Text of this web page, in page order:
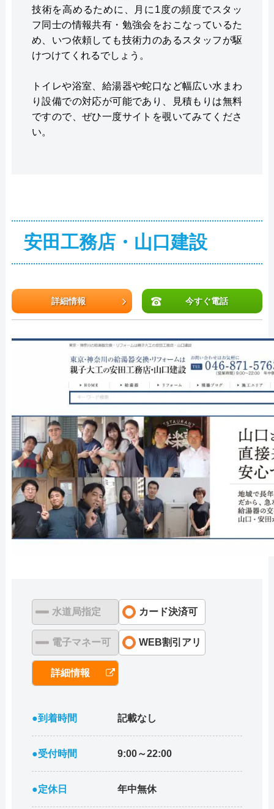
技術を高めるために、月に1度の頻度でスタッ
フ同士の情報共有・勉強会をおこなっているた
め、いつ依頼しても技術力のあるスタッフが駆
けつけてくれるでしょう。
トイレや浴室、給湯器や蛇口など幅広い水まわ
り設備での対応が可能であり、見積もりは無料
ですので、ぜひ一度サイトを覗いてみてくださ
い。
安田工務店・山口建設
詳細情報 今すぐ電話
水道局指定 カード決済可
電子マネー可 WEB割引アリ
詳細情報
●到着時間 記載なし
●受付時間 9:00～22:00
●定休日 年中無休